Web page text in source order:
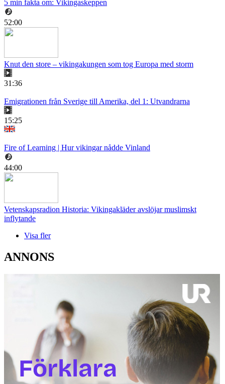
5 min fakta om: Vikingaskeppen
52:00
Knut den store – vikingakungen som tog Europa med storm
31:36
Emigrationen från Sverige till Amerika, del 1: Utvandrarna
15:25
Fire of Learning | Hur vikingar nådde Vinland
44:00
Vetenskapsradion Historia: Vikingakläder avslöjar muslimskt
inflytande
Visa fler
ANNONS